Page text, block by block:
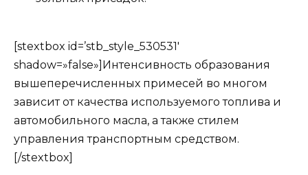
[stextbox id=’stb_style_530531′
shadow=»false»]Интенсивность образования
вышеперечисленных примесей во многом
зависит от качества используемого топлива и
автомобильного масла, а также стилем
управления транспортным средством.
[/stextbox]